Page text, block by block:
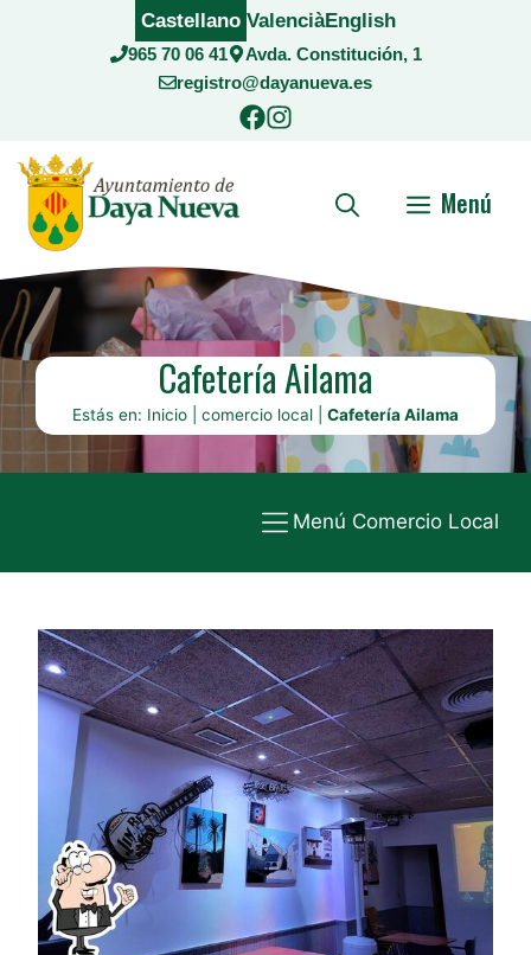
965 70 06 41
Avda. Constitución, 1
registro@dayanueva.es
Castellano ValenciàEnglish
Menú
Cafetería Ailama
Estás en: Inicio comercio local Cafetería Ailama
Menú Comercio Local